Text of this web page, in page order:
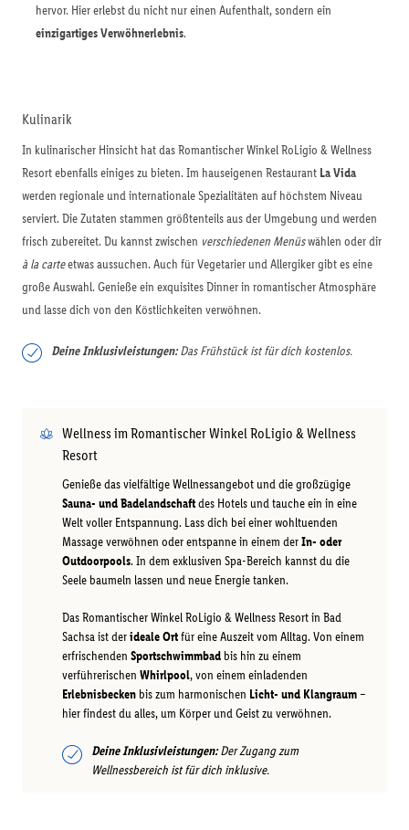
hervor. Hier erlebst du nicht nur einen Aufenthalt, sondern ein
einzigartiges Verwöhnerlebnis.
Kulinarik
In kulinarischer Hinsicht hat das Romantischer Winkel RoLigio & Wellness
Resort ebenfalls einiges zu bieten. Im hauseigenen Restaurant La Vida
werden regionale und internationale Spezialitäten auf höchstem Niveau
serviert. Die Zutaten stammen größtenteils aus der Umgebung und werden
frisch zubereitet. Du kannst zwischen verschiedenen Menüswählen oder dir
à la carteetwas aussuchen. Auch für Vegetarier und Allergiker gibt es eine
große Auswahl. Genieße ein exquisites Dinner in romantischer Atmosphäre
und lasse dich von den Köstlichkeiten verwöhnen.
Deine Inklusivleistungen:Das Frühstück ist für dich kostenlos.
Wellness im Romantischer Winkel RoLigio & Wellness
Resort
Genieße das vielfältige Wellnessangebot und die großzügige
Sauna- und Badelandschaftdes Hotels und tauche ein in eine
Welt voller Entspannung. Lass dich bei einer wohltuenden
Massage verwöhnen oder entspanne in einem derIn- oder
Outdoorpools. In dem exklusiven Spa-Bereich kannst du die
Seele baumeln lassen und neue Energie tanken.
Das Romantischer Winkel RoLigio & Wellness Resort in Bad
Sachsa ist derideale Ortfür eine Auszeit vom Alltag. Von einem
erfrischenden Sportschwimmbad bis hin zu einem
verführerischen Whirlpool, von einem einladenden
Erlebnisbecken bis zum harmonischen Licht- und Klangraum–
hier findest du alles, um Körper und Geist zu verwöhnen.
Deine Inklusivleistungen:Der Zugang zum
Wellnessbereich ist für dich inklusive.